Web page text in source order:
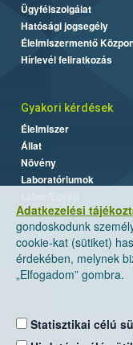
Adatkezelési
gondoskodunk
cookie-kat (sütiket)
érdekében, melynek
„Elfogadom” gombra.
Statisztikai célú
Ügyfélszolgálat
Hatósági jogsegély
Élelmiszermentő
Hírlevél feliratkozás
Gyakori kérdések
Élelmiszer
Állat
Növény
Laboratóriumok